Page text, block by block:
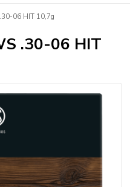
06 HIT 10,7g
.30-06 HIT